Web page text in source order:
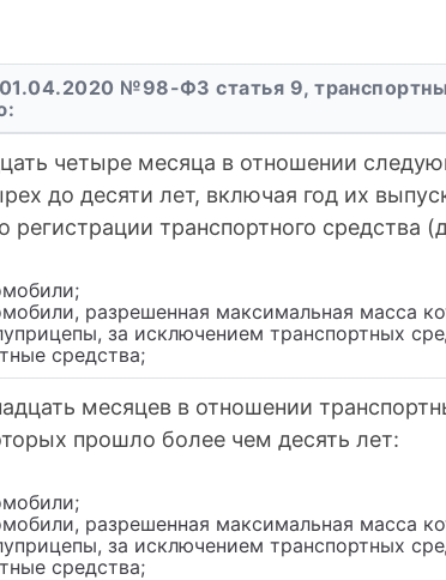
№98-ФЗ статья 9,
четыре месяца в отношении
до десяти лет, включая год их
регистрации транспортного средства
разрешенная максимальная масса
за исключением транспортных
средства;
месяцев в отношении
прошло более чем десять лет:
разрешенная максимальная масса
за исключением транспортных
средства;